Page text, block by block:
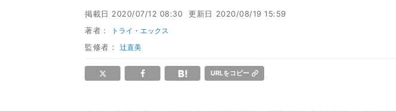
掲載日 2020/07/12 08:30 更新日 2020/08/19 15:59
著者：
トライ・エックス
監修者： 辻直美
URLをコピー